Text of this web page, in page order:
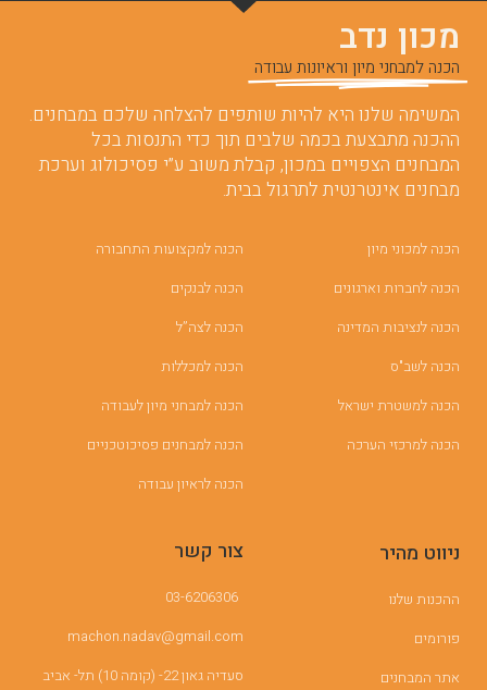
מכון נדב
הכנה למבחני מיון וראיונות עבודה
המשימה שלנו היא להיות שותפים להצלחה שלכם במבחנים.
ההכנה מתבצעת בכמה שלבים תוך כדי התנסות בכל
המבחנים הצפויים במכון, קבלת משוב ע”י פסיכולוג וערכת
מבחנים אינטרנטית לתרגול בבית.
הכנה למכוני מיון
הכנה לחברות וארגונים
הכנה לנציבות המדינה
הכנה לשב"ס
הכנה למשטרת ישראל
הכנה למרכזי הערכה
הכנה למקצועות התחבורה
הכנה לבנקים
הכנה לצה”ל
הכנה למכללות
הכנה למבחני מיון לעבודה
הכנה למבחנים פסיכוטכניים
הכנה לראיון עבודה
ניווט מהיר
ההכנות שלנו
פורומים
אתר המבחנים
צור קשר
03-6206306
machon.nadav@gmail.com
סעדיה גאון 22- (קומה 10) תל- אביב